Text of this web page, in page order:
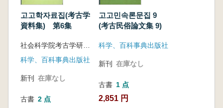
고고학자료집(考古学
資料集) 第6集
社会科学院考古学研究所
科学、百科事典出版社
新刊 在庫なし
古書 2 点
고고민속론문집 9
(考古民俗論文集 9)
科学、百科事典出版社
新刊 在庫なし
古書 1 点
2,851 円